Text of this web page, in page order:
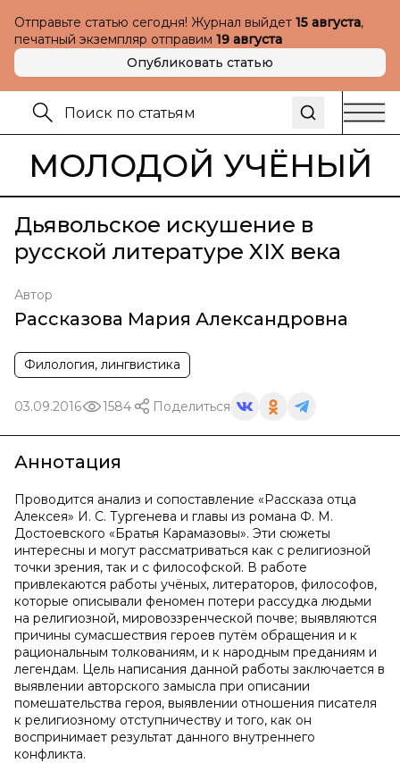
Отправьте статью сегодня! Журнал выйдет 15 августа,
печатный экземпляр отправим 19 августа
Опубликовать статью
МОЛОДОЙ УЧЁНЫЙ
Дьявольское искушение в
русской литературе XIX века
Автор
Рассказова Мария Александровна
Филология, лингвистика
03.09.2016 1584 Поделиться
Аннотация
Проводится анализ и сопоставление «Рассказа отца
Алексея» И. С. Тургенева и главы из романа Ф. М.
Достоевского «Братья Карамазовы». Эти сюжеты
интересны и могут рассматриваться как с религиозной
точки зрения, так и с философской. В работе
привлекаются работы учёных, литераторов, философов,
которые описывали феномен потери рассудка людьми
на религиозной, мировоззренческой почве; выявляются
причины сумасшествия героев путём обращения и к
рациональным толкованиям, и к народным преданиям и
легендам. Цель написания данной работы заключается в
выявлении авторского замысла при описании
помешательства героя, выявлении отношения писателя
к религиозному отступничеству и того, как он
воспринимает результат данного внутреннего
конфликта.